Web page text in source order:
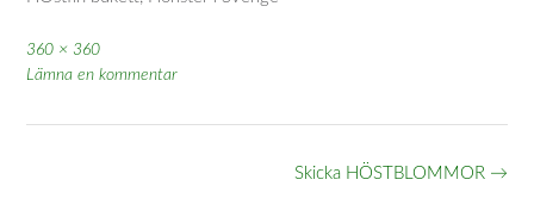
Full
storlek
360 × 360
Lämna en kommentar
Skicka HÖSTBLOMMOR →